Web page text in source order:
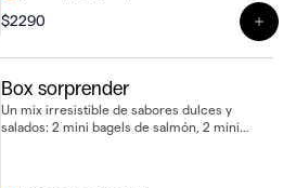
$2290
Ver
Box sorprender
Un mix irresistible de sabores dulces y
salados: 2 mini bagels de salmón, 2 mini